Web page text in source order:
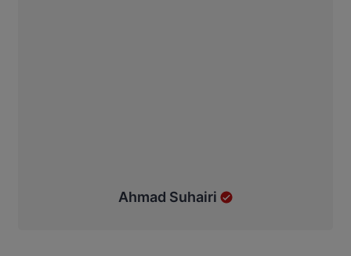
Ahmad Suhairi